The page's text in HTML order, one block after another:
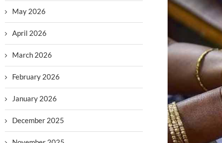
May 2026
April 2026
March 2026
February 2026
January 2026
December 2025